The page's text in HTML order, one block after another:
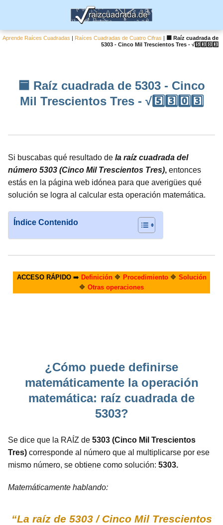
Aprende Raíces Cuadradas | Raíces Cuadradas de Cuatro Cifras |
🟦 Raíz cuadrada de
5303 - Cinco Mil Trescientos Tres - √5️⃣3️⃣0️⃣3️⃣
🟦 Raíz cuadrada de 5303 - Cinco
Mil Trescientos Tres - √5️⃣3️⃣0️⃣3️⃣
Si buscabas qué resultado de la raíz cuadrada del
número 5303 (Cinco Mil Trescientos Tres), entonces
estás en la página web idónea para que averigües qué
solución se logra al calcular esta operación matemática.
Índice Contenido
ACCESO RÁPIDO➡️ Definición🔷 Procedimiento🔷 Solución
🔷 Otras operaciones
¿Cómo puede definirse
matemáticamente la operación
matemática: raíz cuadrada de
5303?
Se dice que la RAÍZ de 5303 (Cinco Mil Trescientos
Tres) corresponde al número que al multiplicarse por ese
mismo número, se obtiene como solución: 5303.
Matemáticamente hablando:
“La raíz de 5303 / Cinco Mil Trescientos